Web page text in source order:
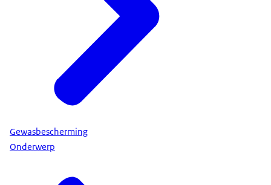
Gewasbescherming
Onderwerp